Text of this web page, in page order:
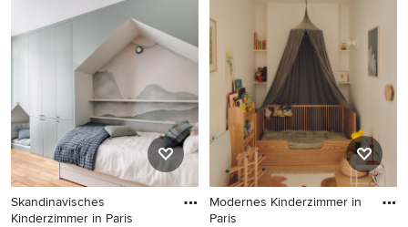
Modernes Kinderzimmer in
Paris
Mediterranes Kinderzimmer
mit Tapetenwänden in
Marseille
Skandinavisches
Kinderzimmer in Paris
Modernes Kinderzimmer in
Paris